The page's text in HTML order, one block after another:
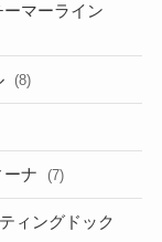
マーライン
(8)
ーナ (7)
ィングドック